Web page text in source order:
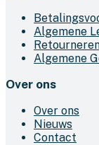
Algemene
Algemene
Over ons
Over ons
Nieuws
Contact